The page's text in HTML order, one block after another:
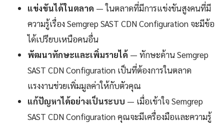
แข่งขันได้ในตลาด — ในตลาดที่มีการแข่งขันสูงคนที่มี
ความรู้เรื่อง Semgrep SAST CDN Configuration จะมีข้อ
ได้เปรียบเหนือคนอื่น
พัฒนาทักษะและเพิ่มรายได้ — ทักษะด้าน Semgrep
SAST CDN Configuration เป็นที่ต้องการในตลาด
แรงงานช่วยเพิ่มมูลค่าให้กับตัวคุณ
แก้ปัญหาได้อย่างเป็นระบบ — เมื่อเข้าใจ Semgrep
SAST CDN Configuration คุณจะมีเครื่องมือและความรู้